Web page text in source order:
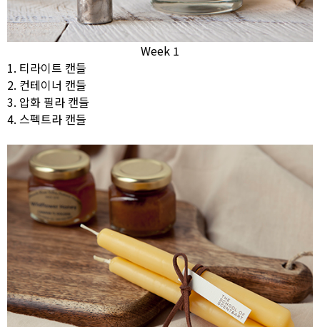
Week 1
1. 티라이트 캔들
2. 컨테이너 캔들
3. 압화 필라 캔들
4. 스펙트라 캔들